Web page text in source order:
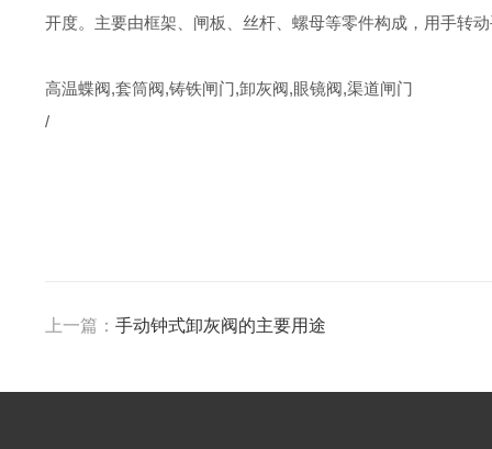
开度。主要由框架、闸板、丝杆、螺母等零件构成，用手转
高温蝶阀,套筒阀,铸铁闸门,卸灰阀,眼镜阀,渠道闸门
/
上一篇： 手动钟式卸灰阀的主要用途